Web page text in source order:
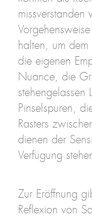
missverstanden
halten, um
die eigenen
Nuance, die
stehengelassen
Pinselspuren,
Rasters
dienen der
Verfügung
Zur Eröffnung
Reflexion von